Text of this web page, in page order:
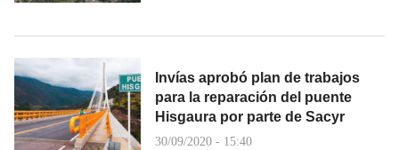
Invías aprobó plan de trabajos
para la reparación del puente
Hisgaura por parte de Sacyr
30/09/2020 - 15:40